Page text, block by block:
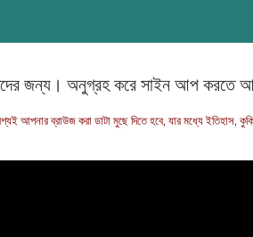
জন্য। অনুগ্রহ করে সাইন আপ
আপনার ব্রাউজ করা ডাটা মুছে দিতে হবে, যার মধ্যে ইতিহাস,